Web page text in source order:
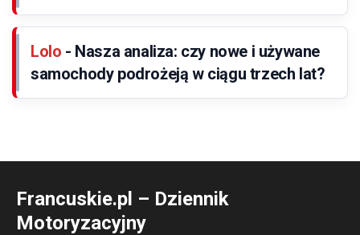
Lolo - Nasza analiza: czy nowe i używane
samochody podrożeją w ciągu trzech lat?
Francuskie.pl – Dziennik
Motoryzacyjny